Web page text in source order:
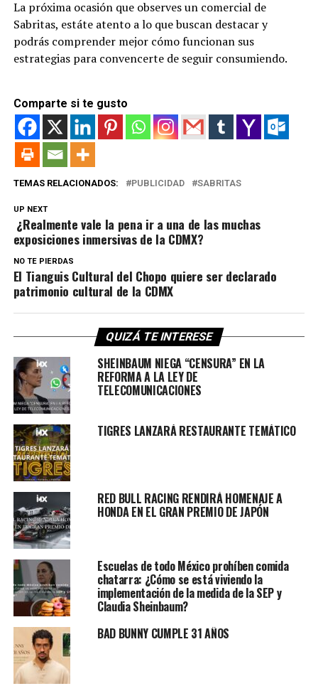
La próxima ocasión que observes un comercial de
Sabritas, estáte atento a lo que buscan destacar y
podrás comprender mejor cómo funcionan sus
estrategias para convencerte de seguir consumiendo.
Comparte si te gusto
TEMAS RELACIONADOS: PUBLICIDAD SABRITAS
UP NEXT
¿Realmente vale la pena ir a una de las muchas
exposiciones inmersivas de la CDMX?
NO TE PIERDAS
El Tianguis Cultural del Chopo quiere ser declarado
patrimonio cultural de la CDMX
QUIZÁ TE INTERESE
SHEINBAUM NIEGA “CENSURA” EN LA
REFORMA A LA LEY DE
TELECOMUNICACIONES
TIGRES LANZARÁ RESTAURANTE TEMÁTICO
RED BULL RACING RENDIRÁ HOMENAJE A
HONDA EN EL GRAN PREMIO DE JAPÓN
Escuelas de todo México prohíben comida
chatarra: ¿Cómo se está viviendo la
implementación de la medida de la SEP y
Claudia Sheinbaum?
BAD BUNNY CUMPLE 31 AÑOS